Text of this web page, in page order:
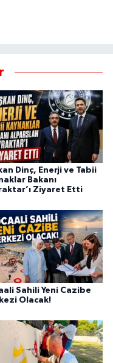
Dinç, Enerji ve Tabii
Bakanı
Ziyaret Etti
Sahili Yeni Cazibe
Olacak!